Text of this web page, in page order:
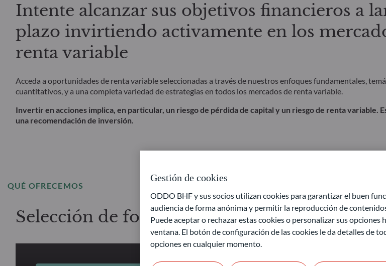
Intente alcanzar sus objetivos financieros a
plazo invirtiendo activamente en los
renta variable
Acceda a oportunidades de renta variable seleccionadas a través de nuestros enfoques fundamentales,
cuantitativos, y a una completa variedad de estrategias en todos los mercados de renta variable.
Invertir en acciones implica, en particular, un riesgo de pérdida de capital y un riesgo de renta variable.
una recomendación de inversión.
QUÉ OFRECEMOS
Selección de fondos – Renta Variable
Gestión de cookies
ODDO BHF y sus socios utilizan cookies para garantizar el buen
audiencia de forma anónima y permitir la reproducción de
Puede aceptar o rechazar estas cookies o personalizar sus opciones
ventana. El botón de configuración de las cookies le da detalles de
opciones en cualquier momento.